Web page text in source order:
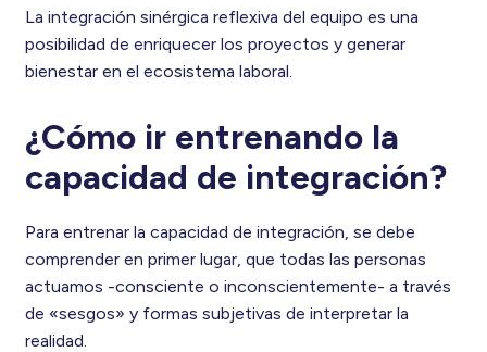
La integración sinérgica reflexiva del equipo es una
posibilidad de enriquecer los proyectos y generar
bienestar en el ecosistema laboral.
¿Cómo ir entrenando la
capacidad de integración?
Para entrenar la capacidad de integración, se debe
comprender en primer lugar, que todas las personas
actuamos -consciente o inconscientemente- a través
de «sesgos» y formas subjetivas de interpretar la
realidad.